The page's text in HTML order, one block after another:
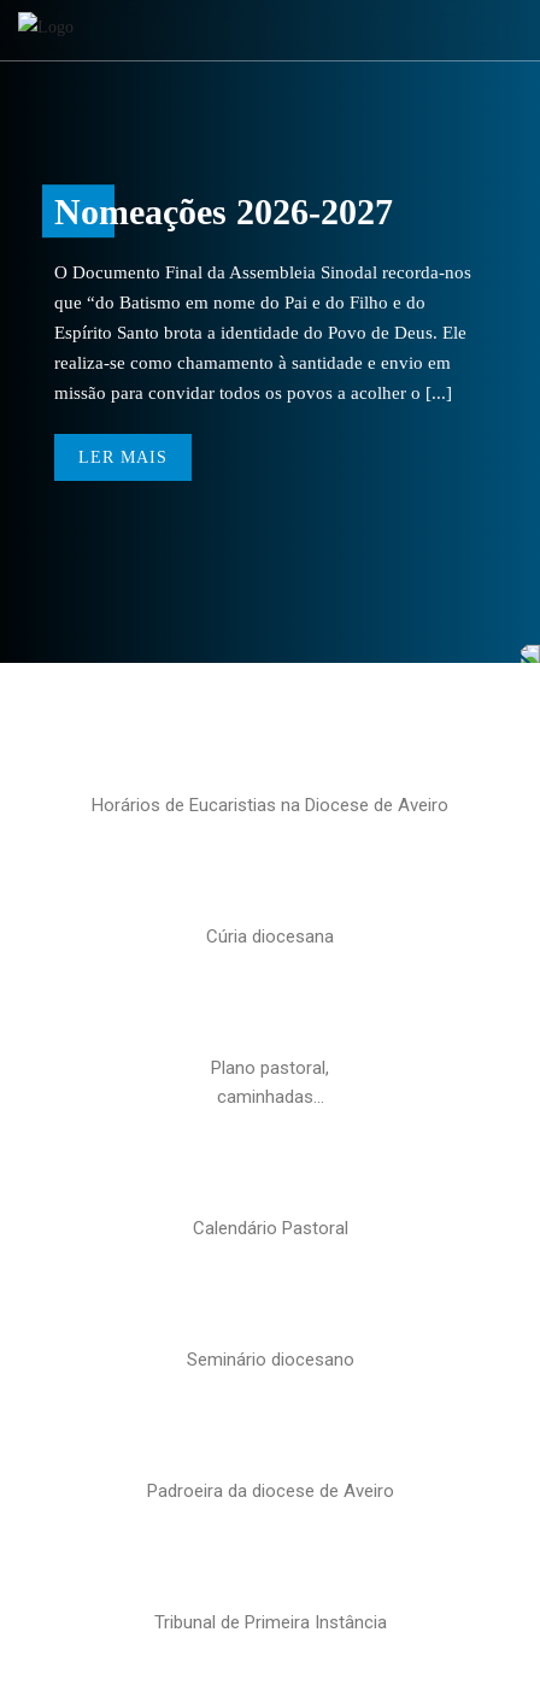
Nomeações 2026-2027
O Documento Final da Assembleia Sinodal recorda-nos
que “do Batismo em nome do Pai e do Filho e do
Espírito Santo brota a identidade do Povo de Deus. Ele
realiza-se como chamamento à santidade e envio em
missão para convidar todos os povos a acolher o [...]
LER MAIS
Horários de Eucaristias na Diocese de Aveiro
Cúria diocesana
Plano pastoral,
caminhadas…
Calendário Pastoral
Seminário diocesano
Padroeira da diocese de Aveiro
Tribunal de Primeira Instância